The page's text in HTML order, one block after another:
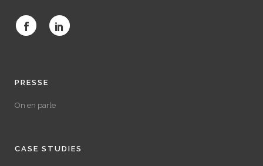
PRESSE
On en parle
CASE STUDIES